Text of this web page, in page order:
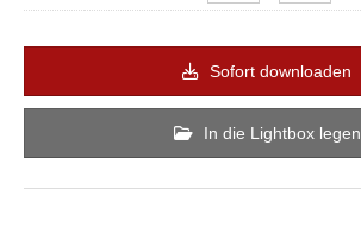
Sofort downloaden
In die Lightbox legen